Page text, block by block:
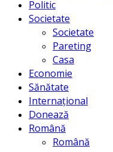
Politic
Societate
Societate
Pareting
Casa
Economie
Sănătate
Internațional
Donează
Română
Română